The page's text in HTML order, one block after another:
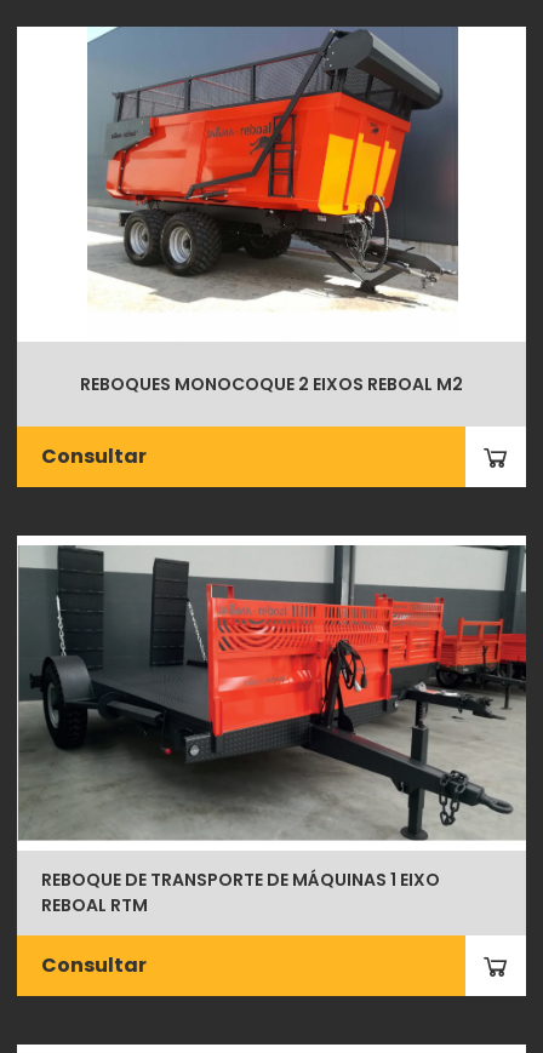
REBOQUES MONOCOQUE 2 EIXOS REBOAL M2
Consultar
REBOQUE DE TRANSPORTE DE MÁQUINAS 1 EIXO
REBOAL RTM
Consultar